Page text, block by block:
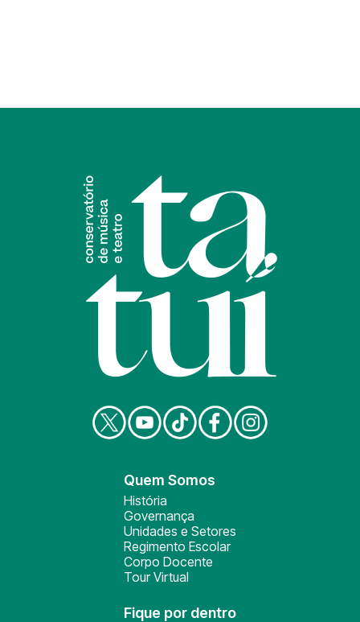
Quem Somos
História
Governança
Unidades e Setores
Regimento Escolar
Corpo Docente
Tour Virtual
Fique por dentro